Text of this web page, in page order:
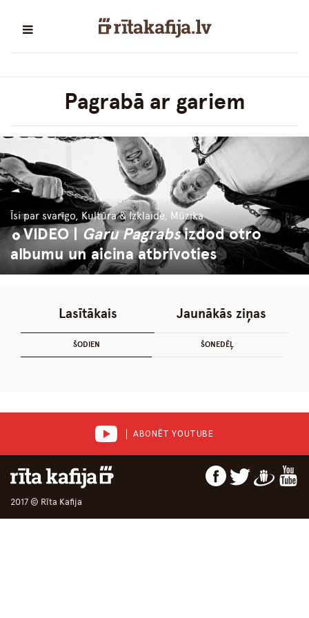
Pagrabā ar gariem
Īsi par svarīgo, Kultūra & Izklaide, Mūzika
VIDEO | Garu Pagrabsizdod otro
albumu un aicina atbrīvoties
Lasītākais
ŠODIEN ŠONEDĒĻ
Jaunākās ziņas
ABONĒT YOUTUBE
2017 © Rīta Kafija